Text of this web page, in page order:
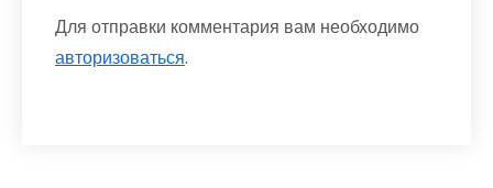
Для отправки комментария вам необходимо
авторизоваться.